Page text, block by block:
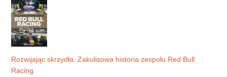
Rozwijając skrzydła. Zakulisowa historia zespołu Red Bull
Racing